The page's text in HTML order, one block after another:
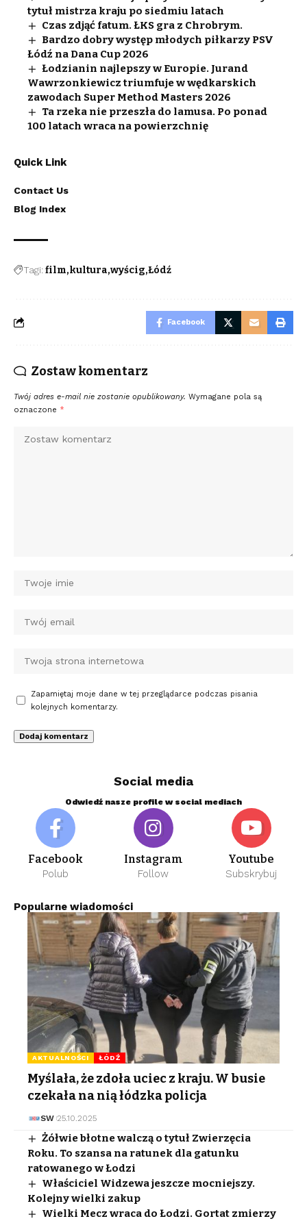
tytuł mistrza kraju po siedmiu latach
Czas zdjąć fatum. ŁKS gra z Chrobrym.
Bardzo dobry występ młodych piłkarzy PSV
Łódź na Dana Cup 2026
Łodzianin najlepszy w Europie. Jurand
Wawrzonkiewicz triumfuje w wędkarskich
zawodach Super Method Masters 2026
Ta rzeka nie przeszła do lamusa. Po ponad
100 latach wraca na powierzchnię
Quick Link
Contact Us
Blog Index
Tagi:film kultura wyścig Łódź
Facebook
Zostaw komentarz
Twój adres e-mail nie zostanie opublikowany. Wymagane pola są
oznaczone *
Zapamiętaj moje dane w tej przeglądarce podczas pisania
kolejnych komentarzy.
Social media
Odwiedź nasze profile w social mediach
Facebook
Polub
Instagram
Follow
Youtube
Subskrybuj
Popularne wiadomości
AKTUALNOŚCI ŁÓDŹ
Myślała, że zdoła uciec z kraju. W busie
czekała na nią łódzka policja
SW 25.10.2025
Żółwie błotne walczą o tytuł Zwierzęcia
Roku. To szansa na ratunek dla gatunku
ratowanego w Łodzi
Właściciel Widzewa jeszcze mocniejszy.
Kolejny wielki zakup
Wielki Mecz wraca do Łodzi. Gortat zmierzy